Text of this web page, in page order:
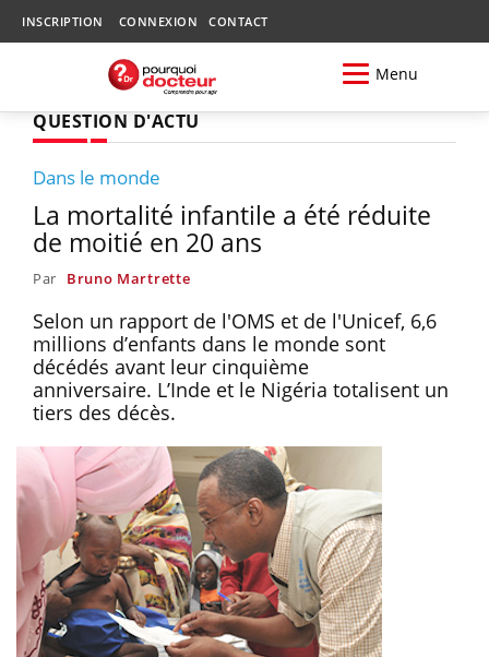
INSCRIPTION CONNEXION CONTACT
Menu
QUESTION D'ACTU
Dans le monde
La mortalité infantile a été réduite
de moitié en 20 ans
Par Bruno Martrette
Selon un rapport de l'OMS et de l'Unicef, 6,6
millions d’enfants dans le monde sont
décédés avant leur cinquième
anniversaire. L’Inde et le Nigéria totalisent un
tiers des décès.